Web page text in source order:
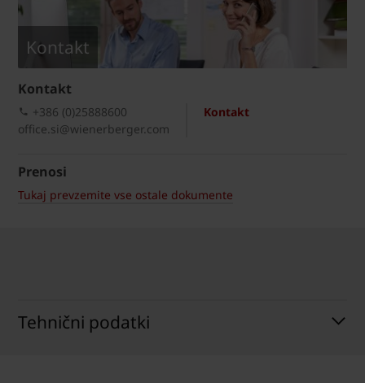
Kontakt
Kontakt
Kontakt
+386 (0)25888600
office.si@wienerberger.com
Prenosi
Tukaj prevzemite vse ostale dokumente
Tehnični podatki